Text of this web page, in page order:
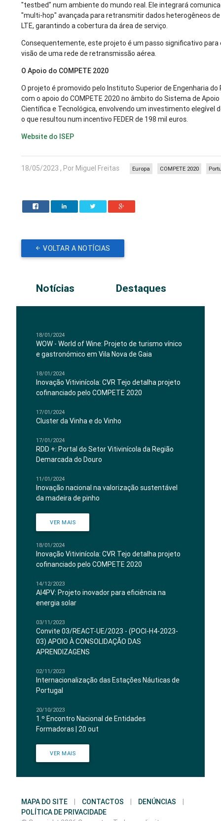
"testbed" num ambiente do mundo real. Ele integrará
"multi-hop" avançada para retransmitir dados heterogêneos
LTE, garantindo a cobertura da área de serviço.
Consequentemente, este projeto é um passo significativo
visão de uma rede de retransmissão aérea.
O Apoio do COMPETE 2020
O projeto é promovido pelo Instituto Superior de Engenharia
com o apoio do COMPETE 2020 no âmbito do Sistema de
Científica e Tecnológica, envolvendo um investimento elegível
o que resultou num incentivo FEDER de 198 mil euros.
Website do ISEP
18/05/2023 , Por Miguel Freitas COMPETE 2020
Europa
VOLTAR A NOTÍCIAS
Notícias Destaques
18/01/2024
WOW - World of Wine: Projeto de turismo vínico
e gastronómico em Vila Nova de Gaia
18/01/2024
Inovação Vitivinícola: CVR Tejo detalha projeto
cofinanciado pelo COMPETE 2020
17/01/2024
Cluster da Vinha e do Vinho
17/01/2024
RDD +: Portal do Setor Vitivinícola da Região
Demarcada do Douro
11/01/2024
Inovação nacional na valorização sustentável
da madeira de pinho
VER MAIS
18/01/2024
Inovação Vitivinícola: CVR Tejo detalha projeto
cofinanciado pelo COMPETE 2020
14/12/2023
AI4PV: Projeto inovador para eficiência na
energia solar
03/11/2023
Convite 03/REACT-UE/2023 - (POCI-H4-2023-
03) APOIO À CONSOLIDAÇÃO DAS
APRENDIZAGENS
02/11/2023
Internacionalização das Estações Náuticas de
Portugal
20/10/2023
1.º Encontro Nacional de Entidades
Formadoras | 20 out
VER MAIS
MAPA DO SITE CONTACTOS DENÚNCIAS
POLÍTICA DE PRIVACIDADE